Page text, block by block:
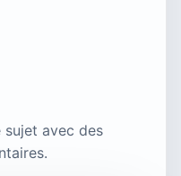
sujet avec des